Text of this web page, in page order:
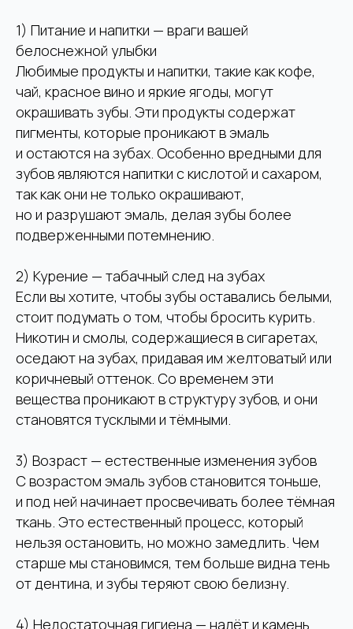
1) Питание и напитки — враги вашей
белоснежной улыбки
Любимые продукты и напитки, такие как кофе,
чай, красное вино и яркие ягоды, могут
окрашивать зубы. Эти продукты содержат
пигменты, которые проникают в эмаль
и остаются на зубах. Особенно вредными для
зубов являются напитки с кислотой и сахаром,
так как они не только окрашивают,
но и разрушают эмаль, делая зубы более
подверженными потемнению.
2) Курение — табачный след на зубах
Если вы хотите, чтобы зубы оставались белыми,
стоит подумать о том, чтобы бросить курить.
Никотин и смолы, содержащиеся в сигаретах,
оседают на зубах, придавая им желтоватый или
коричневый оттенок. Со временем эти
вещества проникают в структуру зубов, и они
становятся тусклыми и тёмными.
3) Возраст — естественные изменения зубов
С возрастом эмаль зубов становится тоньше,
и под ней начинает просвечивать более тёмная
ткань. Это естественный процесс, который
нельзя остановить, но можно замедлить. Чем
старше мы становимся, тем больше видна тень
от дентина, и зубы теряют свою белизну.
4) Недостаточная гигиена — налёт и камень